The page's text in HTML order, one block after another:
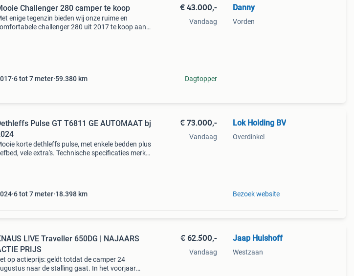
Challenger 280 camper te koop
enige tegenzin bieden wij onze ruime en
challenger 280 uit 2017 te koop aan.
6 tot 7 meter 59.380 km
€ 43.000,-
Vandaag
Dagtopper
Danny
Vorden
Pulse GT T6811 GE AUTOMAAT bj
korte dethleffs pulse, met enkele bedden plus
vele extra's. Technische specificaties merk:
6 tot 7 meter 18.398 km
€ 73.000,-
Vandaag
Lok Holding BV
Overdinkel
Bezoek website
L!VE Traveller 650DG | NAJAARS
PRIJS
op actieprijs: geldt totdat de camper 24
naar de stalling gaat. In het voorjaar
€ 62.500,-
Vandaag
Jaap Hulshoff
Westzaan